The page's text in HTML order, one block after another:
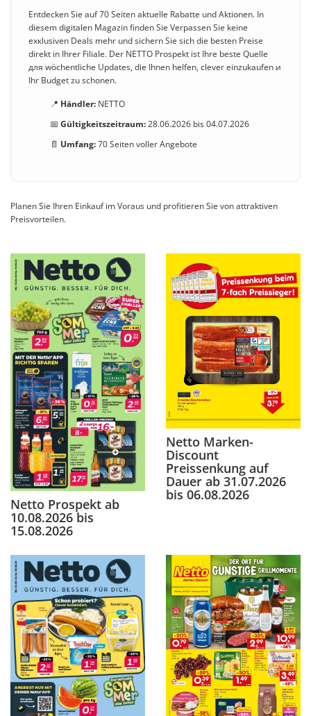
Entdecken Sie auf 70 Seiten aktuelle Rabatte und Aktionen. In
diesem digitalen Magazin finden Sie Verpassen Sie keine
exкlusiven Deals mehr und sichern Sie sich die besten Preise
direkt in Ihrer Filiale. Der NETTO Prospekt ist Ihre beste Quelle
для wöchentliche Updates, die Ihnen helfen, clever einzukaufen и
Ihr Budget zu schonen.
📍 Händler:NETTO
📅 Gültigkeitszeitraum:28.06.2026 bis 04.07.2026
📄 Umfang:70 Seiten voller Angebote
Planen Sie Ihren Einkauf im Voraus und profitieren Sie von attraktiven
Preisvorteilen.
Netto Prospekt ab
10.08.2026 bis
15.08.2026
Netto Marken-
Discount
Preissenkung auf
Dauer ab 31.07.2026
bis 06.08.2026